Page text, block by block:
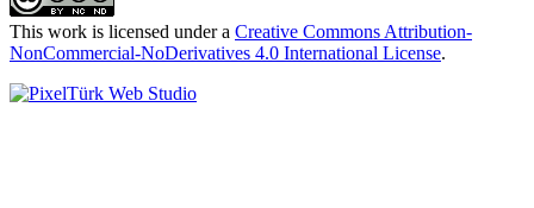
This work is licensed under a Creative Commons Attribution-
NonCommercial-NoDerivatives 4.0 International License.